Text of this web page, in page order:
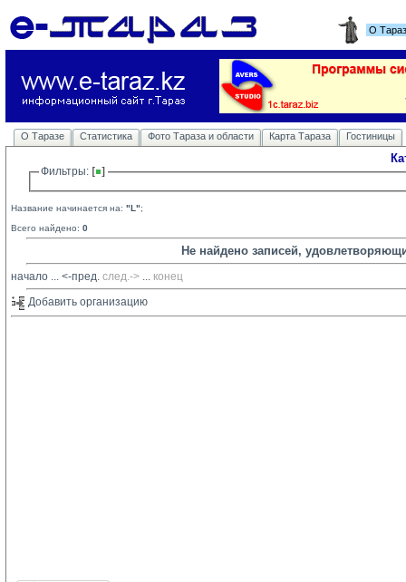
О
О Таразе Статистика Фото Тараза и области Карта Тараза Гостиницы
Фильтры:
Название начинается на: "L";
Всего найдено: 0
Не найдено записей,
начало ... <-пред. след.-> ... конец
Добавить организацию